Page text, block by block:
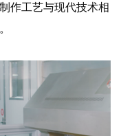
作工艺与现代技术相